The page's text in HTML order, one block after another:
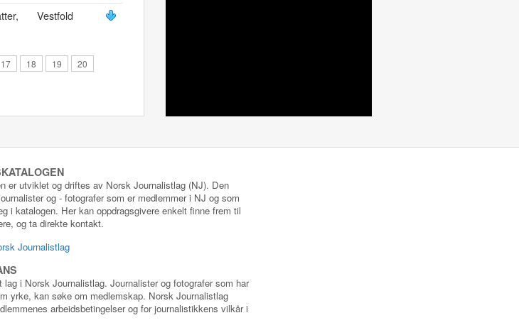
Vestfold
17 18 19
20
er utviklet og driftes av Norsk Journalistlag (NJ). Den
og - fotografer som er medlemmer i NJ og som
i katalogen. Her kan oppdragsgivere enkelt finne frem til
og ta direkte kontakt.
Journalistlag
lag i Norsk Journalistlag. Journalister og fotografer som har
yrke, kan søke om medlemskap. Norsk Journalistlag
arbeidsbetingelser og for journalistikkens vilkår i